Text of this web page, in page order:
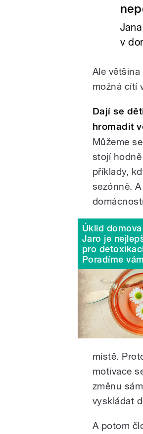
v
Ale
možná cítí
Dají se
hromadit
Můžeme
stojí
příklady,
sezónně.
Úklid
Jaro je
pro
Poradíme
místě.
motivace
změnu
vyskládat
A potom